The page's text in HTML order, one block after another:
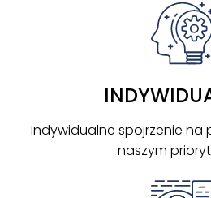
Indywidualne spojrzenie na
naszym